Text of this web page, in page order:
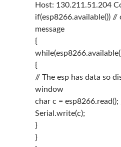
Host: 130.211.51.204
if(esp8266.available())
message
{
{
// The esp has data so
window
char c =
Serial.write(c);
}
}